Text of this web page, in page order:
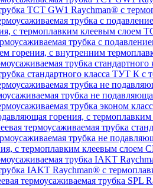
TCT GW1 Raychman® с
с термоплавким клеевым слоем
горения, с внутренним
стандартного класса ТУТ К
трубка не
горения, с
с термоплавким клеевым слоем
IAKT Raychman® с